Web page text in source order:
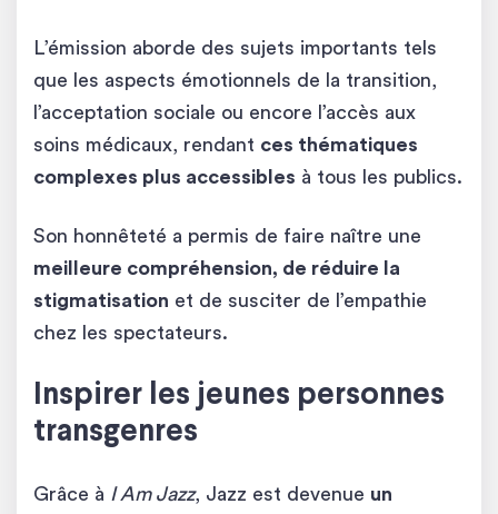
L’émission aborde des sujets importants tels
que les aspects émotionnels de la transition,
l’acceptation sociale ou encore l’accès aux
soins médicaux, rendant ces thématiques
complexes plus accessibles à tous les publics.
Son honnêteté a permis de faire naître une
meilleure compréhension, de réduire la
stigmatisation et de susciter de l’empathie
chez les spectateurs.
Inspirer les jeunes personnes
transgenres
Grâce à I Am Jazz, Jazz est devenue un